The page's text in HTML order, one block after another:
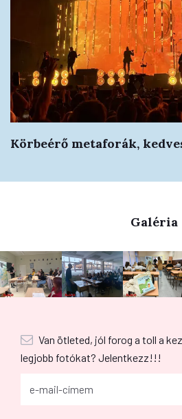
Körbeérő metaforák,
Galéria
Van ötleted, jól forog a toll a
legjobb fotókat? Jelentkezz!!!